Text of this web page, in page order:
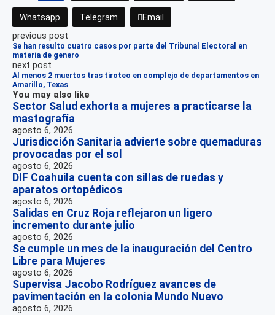
Whatsapp Telegram Email
previous post
Se han resulto cuatro casos por parte del Tribunal Electoral en
materia de genero
next post
Al menos 2 muertos tras tiroteo en complejo de departamentos en
Amarillo, Texas
You may also like
Sector Salud exhorta a mujeres a practicarse la
mastografía
agosto 6, 2026
Jurisdicción Sanitaria advierte sobre quemaduras
provocadas por el sol
agosto 6, 2026
DIF Coahuila cuenta con sillas de ruedas y
aparatos ortopédicos
agosto 6, 2026
Salidas en Cruz Roja reflejaron un ligero
incremento durante julio
agosto 6, 2026
Se cumple un mes de la inauguración del Centro
Libre para Mujeres
agosto 6, 2026
Supervisa Jacobo Rodríguez avances de
pavimentación en la colonia Mundo Nuevo
agosto 6, 2026